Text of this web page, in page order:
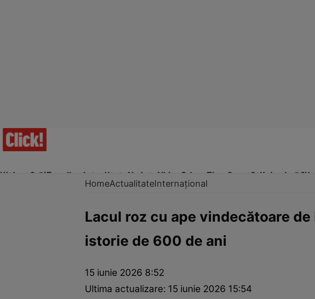
Ultima Oră!Trending Actualitate Vedete Video Prime Time SportStil de viață
InternaționalFapt divers Tehnologie
HomeActualitateInternațional
Lacul roz cu ape vindecătoare
istorie de 600 de ani
15 iunie 2026 8:52
Ultima actualizare: 15 iunie 2026 15:54